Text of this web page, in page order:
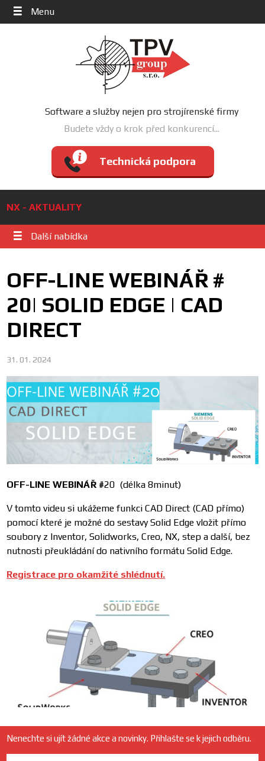
Menu
Software a služby nejen pro strojírenské firmy
Budete vždy o krok před konkurencí...
Technická podpora
NX - AKTUALITY
Další nabídka
OFF-LINE WEBINÁŘ #
20| SOLID EDGE | CAD
DIRECT
31. 01. 2024
OFF-LINE WEBINÁŘ #20 (délka 8minut)
V tomto videu si ukážeme funkci CAD Direct (CAD přímo)
pomocí které je možné do sestavy Solid Edge vložit přímo
soubory z Inventor, Solidworks, Creo, NX, step a další, bez
nutnosti přeukládání do nativního formátu Solid Edge.
Registrace pro okamžité shlédnutí.
Nenechte si ujít žádné akce a novinky. Přihlašte se k jejich odběru.